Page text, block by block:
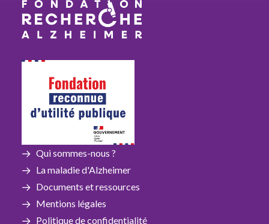
Qui sommes-nous ?
La maladie d'Alzheimer
Documents et ressources
Mentions légales
Politique de confidentialité